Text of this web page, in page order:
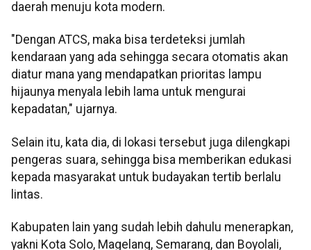
daerah menuju kota modern.
"Dengan ATCS, maka bisa terdeteksi jumlah
kendaraan yang ada sehingga secara otomatis akan
diatur mana yang mendapatkan prioritas lampu
hijaunya menyala lebih lama untuk mengurai
kepadatan," ujarnya.
Selain itu, kata dia, di lokasi tersebut juga dilengkapi
pengeras suara, sehingga bisa memberikan edukasi
kepada masyarakat untuk budayakan tertib berlalu
lintas.
Kabupaten lain yang sudah lebih dahulu menerapkan,
yakni Kota Solo, Magelang, Semarang, dan Boyolali,